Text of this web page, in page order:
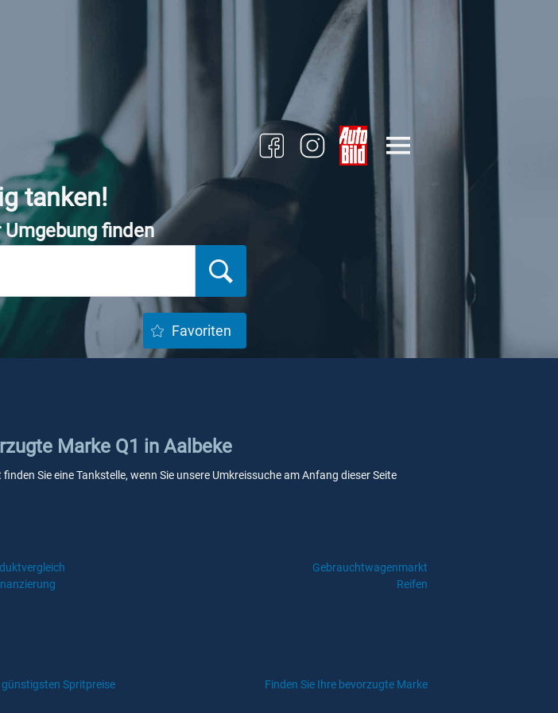
tanken!
finden
Favoriten
Marke Q1 in Aalbeke
Sie eine Tankstelle, wenn Sie unsere Umkreissuche am Anfang dieser Seite
Gebrauchtwagenmarkt
Reifen
günstigsten Spritpreise Finden Sie Ihre bevorzugte Marke